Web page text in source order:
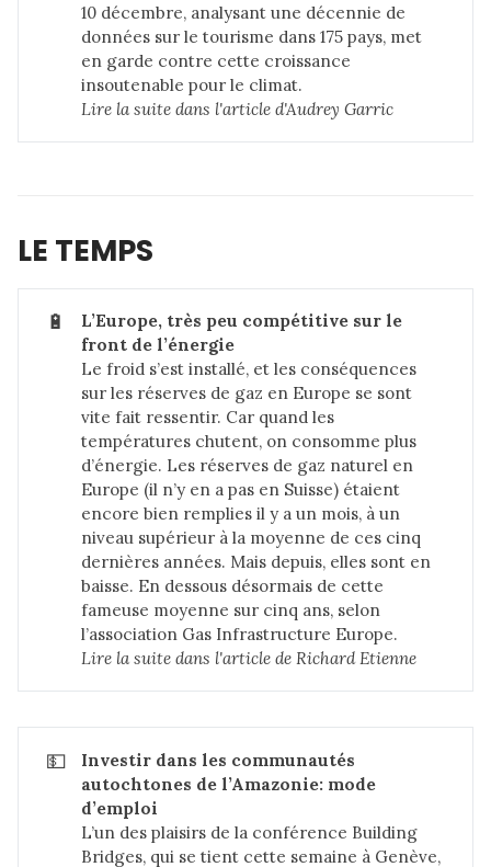
10 décembre, analysant une décennie de
données sur le tourisme dans 175 pays, met
en garde contre cette croissance
insoutenable pour le climat.
Lire la suite dans l'article d'Audrey Garric
LE TEMPS
🔋
L’Europe, très peu compétitive sur le
front de l’énergie
Le froid s’est installé, et les conséquences
sur les réserves de gaz en Europe se sont
vite fait ressentir. Car quand les
températures chutent, on consomme plus
d’énergie. Les réserves de gaz naturel en
Europe (il n’y en a pas en Suisse) étaient
encore bien remplies il y a un mois, à un
niveau supérieur à la moyenne de ces cinq
dernières années. Mais depuis, elles sont en
baisse. En dessous désormais de cette
fameuse moyenne sur cinq ans, selon
l’association Gas Infrastructure Europe.
Lire la suite dans l'article de Richard Etienne
💵
Investir dans les communautés
autochtones de l’Amazonie: mode
d’emploi
L’un des plaisirs de la conférence Building
Bridges, qui se tient cette semaine à Genève,